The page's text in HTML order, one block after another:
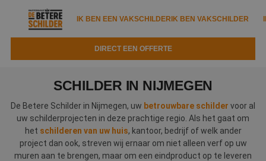
IK BEN EEN VAKSCHILDERIK BEN VAKSCHILDER
DIRECT EEN OFFERTE
Tools
Kennisbank
Zoeken naar een schilder
Tips
DIRECT EEN OFFERTE
SCHILDER IN NIJMEGEN
De Betere Schilder in Nijmegen, uw betrouwbare schilder voor al
uw schilderprojecten in deze prachtige regio. Als het gaat om
het schilderen van uw huis, kantoor, bedrijf of welk ander
project dan ook, streven wij ernaar om niet alleen verf op uw
muren aan te brengen, maar om een eindproduct op te leveren